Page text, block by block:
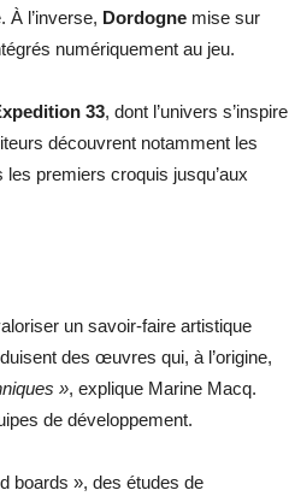
À l’inverse, Dordogne mise sur
numériquement au jeu.
33, dont l’univers s’inspire
découvrent notamment les
premiers croquis jusqu’aux
un savoir-faire artistique
des œuvres qui, à l’origine,
», explique Marine Macq.
de développement.
boards », des études de